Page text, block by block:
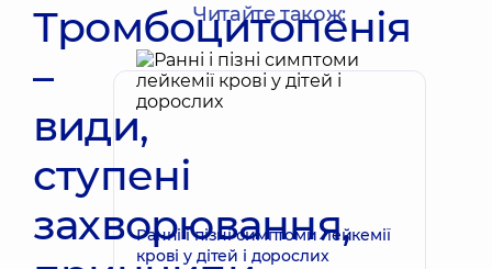
Тромбоцитопенія
–
види,
ступені
захворювання,
Читайте також:
Ранні і пізні симптоми лейкемії
крові у дітей і дорослих